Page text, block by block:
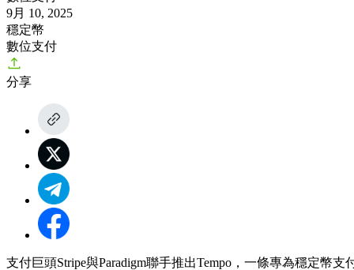
9月 10, 2025
穩定幣
數位支付
分享
支付巨頭Stripe與Paradigm聯手推出Tempo，一條專為穩定幣